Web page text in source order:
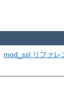
mod_ssl リファレ